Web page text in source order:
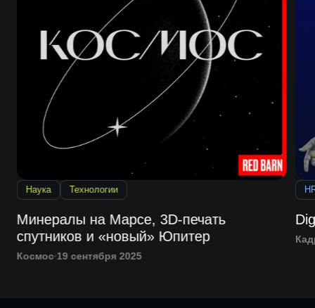
Наука Технологии
Минералы на Марсе, 3D-печать
спутников и «новый» Юпитер
Космос 19 сентября 2025